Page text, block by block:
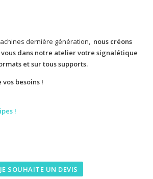
dernière génération, nous créons
dans notre atelier votre signalétique
et sur tous supports.
besoins !
!
JE SOUHAITE UN DEVIS